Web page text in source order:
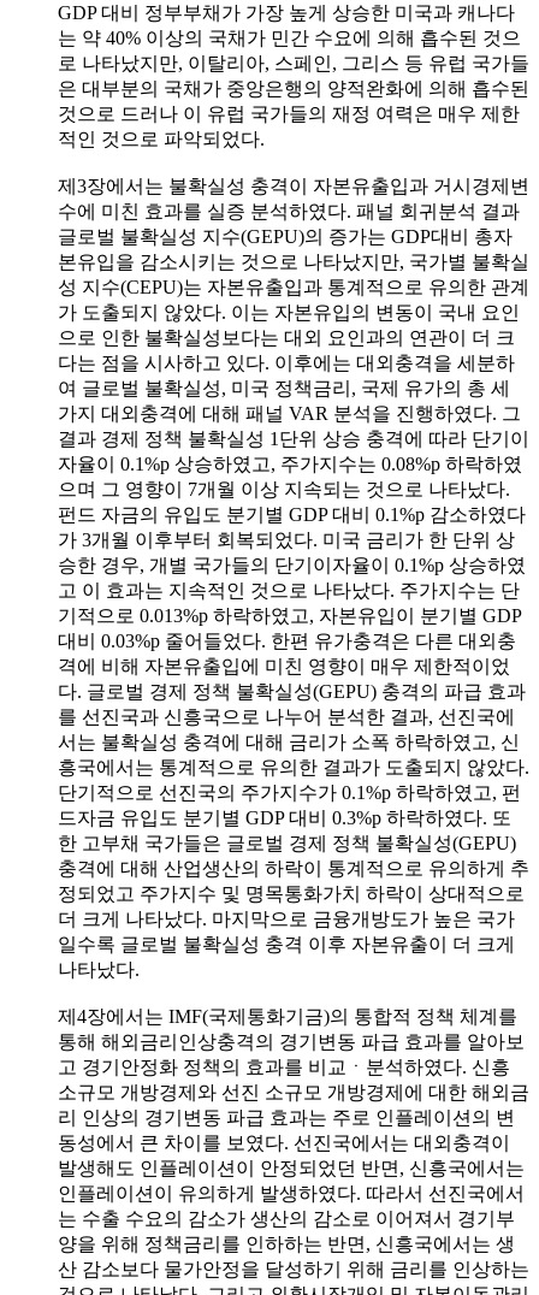
GDP 대비 정부부채가 가장 높게 상승한 미국과 캐나다
는 약 40% 이상의 국채가 민간 수요에 의해 흡수된 것으
로 나타났지만, 이탈리아, 스페인, 그리스 등 유럽 국가들
은 대부분의 국채가 중앙은행의 양적완화에 의해 흡수된
것으로 드러나 이 유럽 국가들의 재정 여력은 매우 제한
적인 것으로 파악되었다.
제3장에서는 불확실성 충격이 자본유출입과 거시경제변
수에 미친 효과를 실증 분석하였다. 패널 회귀분석 결과
글로벌 불확실성 지수(GEPU)의 증가는 GDP대비 총자
본유입을 감소시키는 것으로 나타났지만, 국가별 불확실
성 지수(CEPU)는 자본유출입과 통계적으로 유의한 관계
가 도출되지 않았다. 이는 자본유입의 변동이 국내 요인
으로 인한 불확실성보다는 대외 요인과의 연관이 더 크
다는 점을 시사하고 있다. 이후에는 대외충격을 세분하
여 글로벌 불확실성, 미국 정책금리, 국제 유가의 총 세
가지 대외충격에 대해 패널 VAR 분석을 진행하였다. 그
결과 경제 정책 불확실성 1단위 상승 충격에 따라 단기이
자율이 0.1%p 상승하였고, 주가지수는 0.08%p 하락하였
으며 그 영향이 7개월 이상 지속되는 것으로 나타났다.
펀드 자금의 유입도 분기별 GDP 대비 0.1%p 감소하였다
가 3개월 이후부터 회복되었다. 미국 금리가 한 단위 상
승한 경우, 개별 국가들의 단기이자율이 0.1%p 상승하였
고 이 효과는 지속적인 것으로 나타났다. 주가지수는 단
기적으로 0.013%p 하락하였고, 자본유입이 분기별 GDP
대비 0.03%p 줄어들었다. 한편 유가충격은 다른 대외충
격에 비해 자본유출입에 미친 영향이 매우 제한적이었
다. 글로벌 경제 정책 불확실성(GEPU) 충격의 파급 효과
를 선진국과 신흥국으로 나누어 분석한 결과, 선진국에
서는 불확실성 충격에 대해 금리가 소폭 하락하였고, 신
흥국에서는 통계적으로 유의한 결과가 도출되지 않았다.
단기적으로 선진국의 주가지수가 0.1%p 하락하였고, 펀
드자금 유입도 분기별 GDP 대비 0.3%p 하락하였다. 또
한 고부채 국가들은 글로벌 경제 정책 불확실성(GEPU)
충격에 대해 산업생산의 하락이 통계적으로 유의하게 추
정되었고 주가지수 및 명목통화가치 하락이 상대적으로
더 크게 나타났다. 마지막으로 금융개방도가 높은 국가
일수록 글로벌 불확실성 충격 이후 자본유출이 더 크게
나타났다.
제4장에서는 IMF(국제통화기금)의 통합적 정책 체계를
통해 해외금리인상충격의 경기변동 파급 효과를 알아보
고 경기안정화 정책의 효과를 비교ㆍ분석하였다. 신흥
소규모 개방경제와 선진 소규모 개방경제에 대한 해외금
리 인상의 경기변동 파급 효과는 주로 인플레이션의 변
동성에서 큰 차이를 보였다. 선진국에서는 대외충격이
발생해도 인플레이션이 안정되었던 반면, 신흥국에서는
인플레이션이 유의하게 발생하였다. 따라서 선진국에서
는 수출 수요의 감소가 생산의 감소로 이어져서 경기부
양을 위해 정책금리를 인하하는 반면, 신흥국에서는 생
산 감소보다 물가안정을 달성하기 위해 금리를 인상하는